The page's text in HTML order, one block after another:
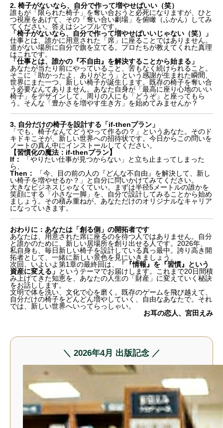
2. 椅子がないなら、自分で作って増やせばいい（笑）
誰もが「限られた椅子」を奪い合おうと必死になりますが、ひと
つ視座をあげて、その「奪い合い劇場」を俯瞰（ふかん）してみ
てください。答えはシンプルです。
「椅子がないなら、自分で作って増やせばいいじゃない（笑）」
仕事とは、誰かに用意された「席」に座ることではありません。
道がない場所に自分で旗を立てる。プロたちが教えてくれた真理
はこれです。
「仕事とは、誰かの『不自由』を解決することから始まる」
あなたが当たり前にやっていること、苦もなく続けられること。
そこに「助かったよ、ありがとう」という感謝が生まれた瞬間、
世界にまた一つ、新しい椅子が誕生します。既存の椅子を奪い合
う必要なんてありません。あなた自身が「最高に座り心地のいい
椅子」をデザインして、周りの人にも「どうぞ」と座ってもら
う。そんな「豊かさを増やす生き方」を始めてみませんか？
3. 自分だけの椅子を設計する「if-thenプラン」
「でも、椅子なんてどうやって作るの？」というあなた。そのド
キドキこそが、新しい世界への招待状です。今日からこの問いを
ノートの真ん中にインストールしてください。
【習慣化の魔法：if-thenプラン】
If：
「やりたい仕事が見つからない」と立ち止まってしまった
ら、
Then：
「今、目の前の人の『どんな不自由』を解決して、新し
い椅子を増やせるか？」と自分に問いかけてみてください。
大きなビジネスじゃなくていい。まずは半径5メートルの誰かを
笑顔にする「小さな一脚」を、自分で設計してみることから始め
ましょう。その積み重ねが、あなただけのオリジナルなキャリア
になっていきます。
おわりに：あなたは「創る側」の開拓者です
あなたは、用意された席に座るのを待つ人ではありません。自分
と誰かのために、新しい居場所を創り出せる人です。2026年、
私自身も、毎日新しい椅子を設計している真っ最中。誇り高き開
拓者として、一緒に新しい景色を見にいきましょう。
次回、いよいよ第1章の最終回は、
「『情報』を『習慣』という
資産に変える」 というテーマでお届けします。これまで20日間積
み上げてきた知恵を、あなたの人生の「財産」に変えていく秘訣
をお話しします。
文明で体を洗い、文化で心を磨く。既存のゲームを飛び越えて、
自分だけの椅子をどんどん増やしていく、自由なあなたで。それ
では、新しい世界へいってらっしゃい。
お耳の恋人、宮田えみ
＼ 2026年4月 出版記念 ／